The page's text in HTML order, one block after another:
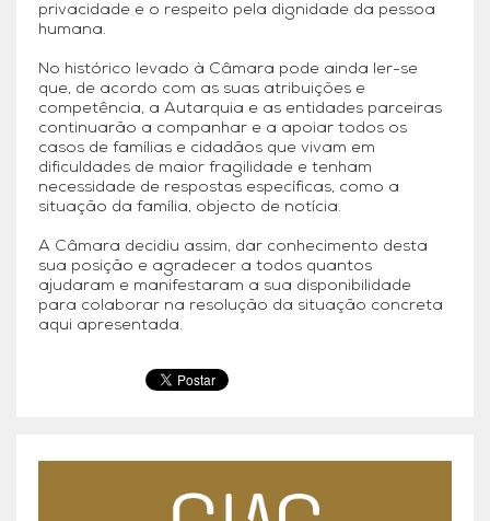
privacidade e o respeito pela dignidade da pessoa
humana.
No histórico levado à Câmara pode ainda ler-se
que, de acordo com as suas atribuições e
competência, a Autarquia e as entidades parceiras
continuarão a companhar e a apoiar todos os
casos de famílias e cidadãos que vivam em
dificuldades de maior fragilidade e tenham
necessidade de respostas específicas, como a
situação da família, objecto de notícia.
A Câmara decidiu assim, dar conhecimento desta
sua posição e agradecer a todos quantos
ajudaram e manifestaram a sua disponibilidade
para colaborar na resolução da situação concreta
aqui apresentada.